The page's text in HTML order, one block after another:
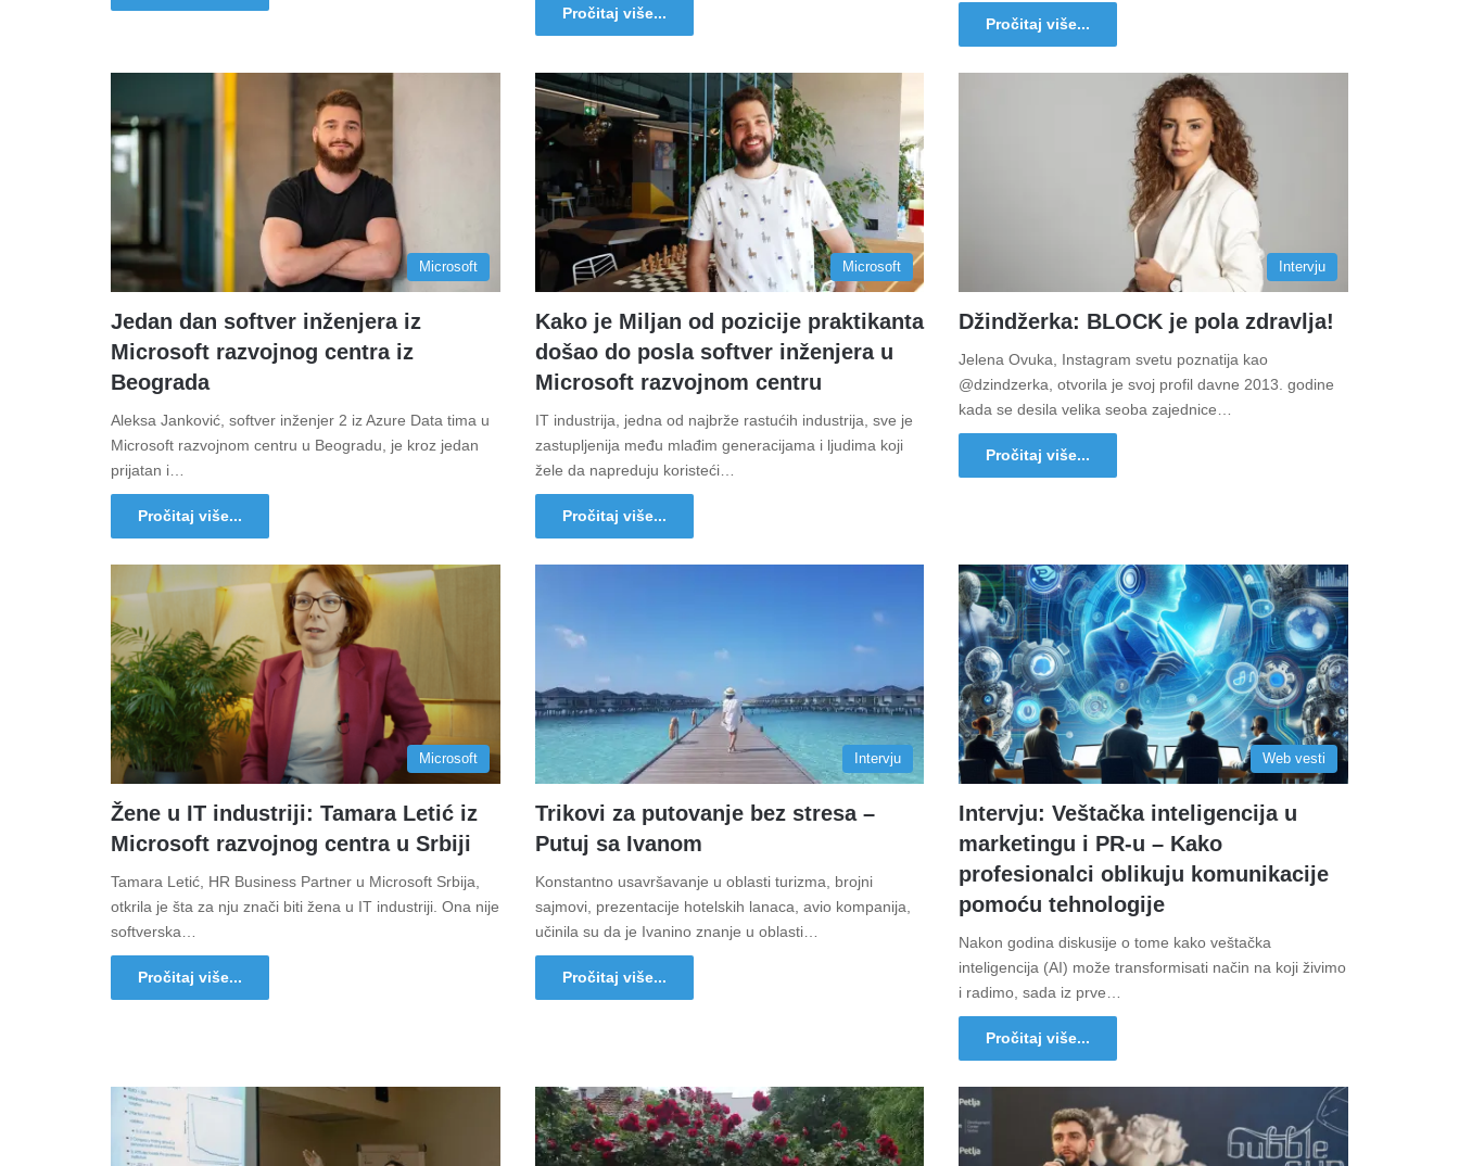
Pročitaj više...
Pročitaj više...
Microsoft
Jedan dan softver inženjera iz
Microsoft razvojnog centra iz
Beograda
Aleksa Janković, softver inženjer 2 iz Azure Data tima u
Microsoft razvojnom centru u Beogradu, je kroz jedan
prijatan i…
Pročitaj više...
Microsoft
Kako je Miljan od pozicije praktikanta
došao do posla softver inženjera u
Microsoft razvojnom centru
IT industrija, jedna od najbrže rastućih industrija, sve je
zastupljenija među mlađim generacijama i ljudima koji
žele da napreduju koristeći…
Pročitaj više...
Intervju
Džindžerka: BLOCK je pola zdravlja!
Jelena Ovuka, Instagram svetu poznatija kao
@dzindzerka, otvorila je svoj profil davne 2013. godine
kada se desila velika seoba zajednice…
Pročitaj više...
Microsoft
Žene u IT industriji: Tamara Letić iz
Microsoft razvojnog centra u Srbiji
Tamara Letić, HR Business Partner u Microsoft Srbija,
otkrila je šta za nju znači biti žena u IT industriji. Ona nije
softverska…
Pročitaj više...
Intervju
Trikovi za putovanje bez stresa –
Putuj sa Ivanom
Konstantno usavršavanje u oblasti turizma, brojni
sajmovi, prezentacije hotelskih lanaca, avio kompanija,
učinila su da je Ivanino znanje u oblasti…
Pročitaj više...
Web vesti
Intervju: Veštačka inteligencija u
marketingu i PR-u – Kako
profesionalci oblikuju komunikacije
pomoću tehnologije
Nakon godina diskusije o tome kako veštačka
inteligencija (AI) može transformisati način na koji živimo
i radimo, sada iz prve…
Pročitaj više...